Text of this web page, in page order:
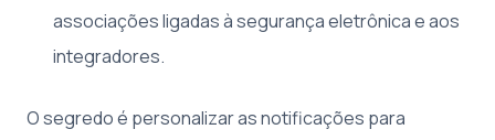
associações ligadas à segurança eletrônica e aos
integradores.
O segredo é personalizar as notificações para